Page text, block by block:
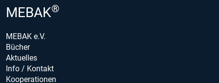
MEBAK®
MEBAK e.V.
Bücher
Aktuelles
Info / Kontakt
Kooperationen